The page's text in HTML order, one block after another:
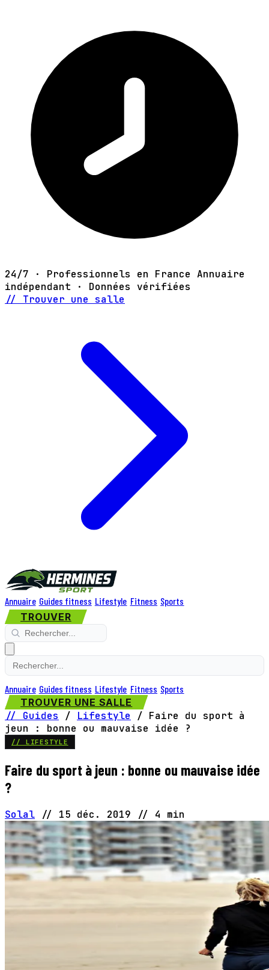
24/7 · Professionnels en France Annuaire
indépendant · Données vérifiées
// Trouver une salle
Annuaire Guides fitness Lifestyle Fitness Sports
TROUVER
Annuaire Guides fitness Lifestyle Fitness Sports
TROUVER UNE SALLE
// Guides / Lifestyle / Faire du sport à
jeun : bonne ou mauvaise idée ?
// LIFESTYLE
Faire du sport à jeun : bonne ou mauvaise idée
?
Solal // 15 déc. 2019 // 4 min